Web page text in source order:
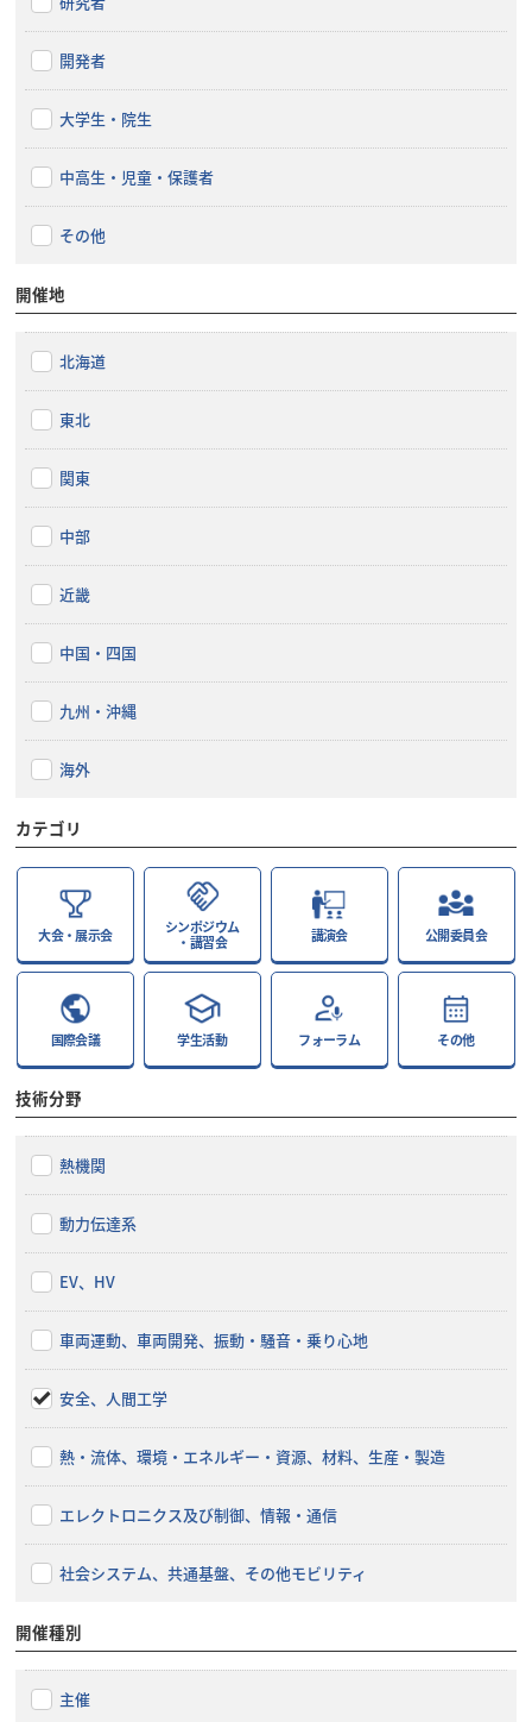
開発者
大学生・院生
中高生・児童・保護者
その他
開催地
北海道
東北
関東
中部
近畿
中国・四国
九州・沖縄
海外
カテゴリ
大会・展示会
シンポジウム
・講習会
講演会 公開委員会
国際会議 学生活動 フォーラム その他
技術分野
熱機関
動力伝達系
EV、HV
車両運動、車両開発、振動・騒音・乗り心地
安全、人間工学
熱・流体、環境・エネルギー・資源、材料、生産・製造
エレクトロニクス及び制御、情報・通信
社会システム、共通基盤、その他モビリティ
開催種別
主催